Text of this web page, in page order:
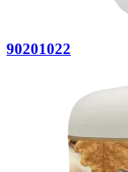
90201022